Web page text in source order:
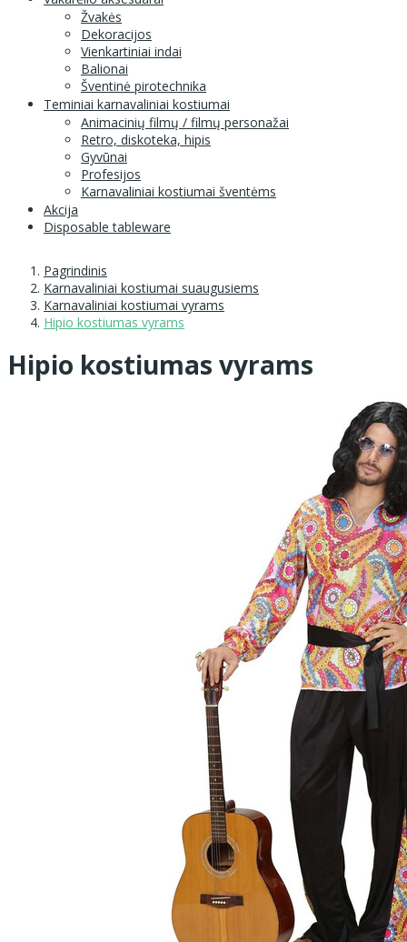
Žvakės
Dekoracijos
Vienkartiniai indai
Balionai
Šventinė pirotechnika
Teminiai karnavaliniai kostiumai
Animacinių filmų / filmų personažai
Retro, diskoteka, hipis
Gyvūnai
Profesijos
Karnavaliniai kostiumai šventėms
Akcija
Disposable tableware
Pagrindinis
Karnavaliniai kostiumai suaugusiems
Karnavaliniai kostiumai vyrams
Hipio kostiumas vyrams
Hipio kostiumas vyrams